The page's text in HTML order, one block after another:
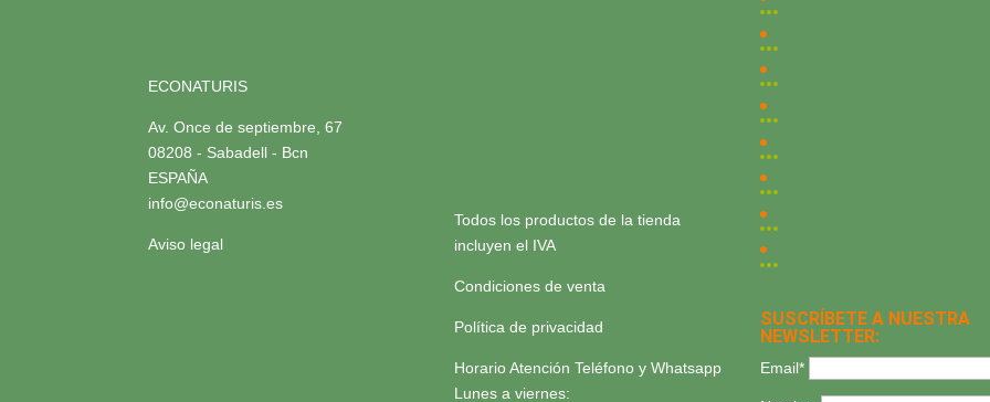
ECONATURIS
Av. Once de septiembre, 67
08208 - Sabadell - Bcn
ESPAÑA
info@econaturis.es
Aviso legal
Todos los productos de la tienda
incluyen el IVA
Condiciones de venta
Política de privacidad
Horario Atención Teléfono y Whatsapp
Lunes a viernes:
SUSCRÍBETE A NUESTRA
NEWSLETTER:
Email*